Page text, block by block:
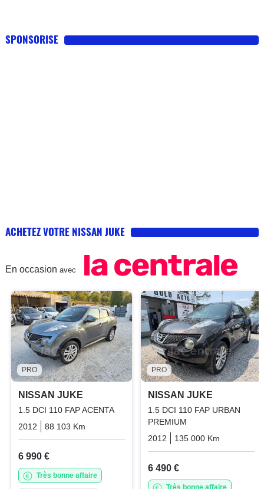
SPONSORISE
ACHETEZ VOTRE NISSAN JUKE
En occasion avec
PRO
NISSAN JUKE
1.5 DCI 110 FAP ACENTA
2012
88 103 Km Diesel
6 990 €
Très bonne affaire
PRO
NISSAN JUKE
1.5 DCI 110 FAP URBAN
PREMIUM
2012
135 000 Km
6 490 €
Très bonne affaire